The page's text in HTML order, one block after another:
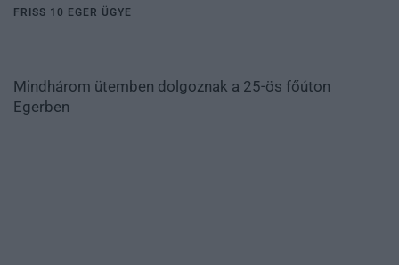
FRISS 10 EGER ÜGYE
Mindhárom ütemben dolgoznak a 25-ös főúton
Egerben